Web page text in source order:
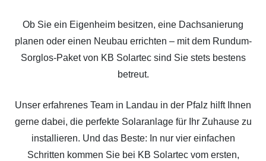
Ob Sie ein Eigenheim besitzen, eine Dachsanierung
planen oder einen Neubau errichten – mit dem Rundum-
Sorglos-Paket von KB Solartec sind Sie stets bestens
betreut.
Unser erfahrenes Team in Landau in der Pfalz hilft Ihnen
gerne dabei, die perfekte Solaranlage für Ihr Zuhause zu
installieren. Und das Beste: In nur vier einfachen
Schritten kommen Sie bei KB Solartec vom ersten,